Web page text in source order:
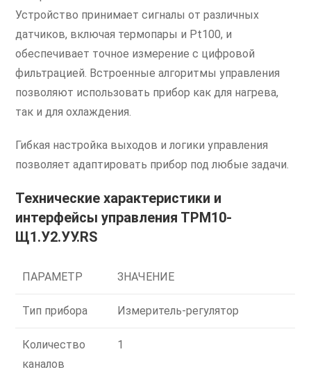
Устройство принимает сигналы от различных
датчиков, включая термопары и Pt100, и
обеспечивает точное измерение с цифровой
фильтрацией. Встроенные алгоритмы управления
позволяют использовать прибор как для нагрева,
так и для охлаждения.
Гибкая настройка выходов и логики управления
позволяет адаптировать прибор под любые задачи.
Технические характеристики и
интерфейсы управления ТРМ10-
Щ1.У2.УУ.RS
ПАРАМЕТР ЗНАЧЕНИЕ
Тип прибора Измеритель-регулятор
Количество
каналов
1